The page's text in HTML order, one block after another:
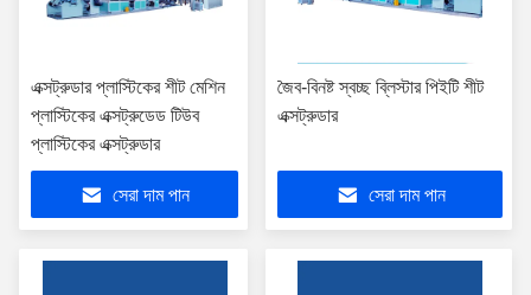
এক্সট্রুডার প্লাস্টিকের শীট মেশিন
প্লাস্টিকের এক্সট্রুডেড টিউব
প্লাস্টিকের এক্সট্রুডার
সেরা দাম পান
জৈব-বিনষ্ট স্বচ্ছ ব্লিস্টার পিইটি শীট
এক্সট্রুডার
সেরা দাম পান